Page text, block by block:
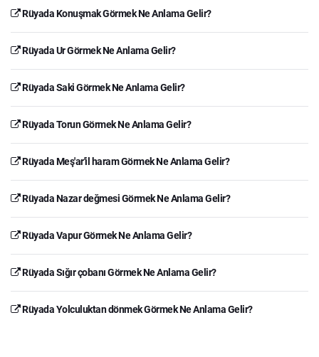
Rüyada Konuşmak Görmek Ne Anlama Gelir?
Rüyada Ur Görmek Ne Anlama Gelir?
Rüyada Saki Görmek Ne Anlama Gelir?
Rüyada Torun Görmek Ne Anlama Gelir?
Rüyada Meş'ar'il haram Görmek Ne Anlama Gelir?
Rüyada Nazar değmesi Görmek Ne Anlama Gelir?
Rüyada Vapur Görmek Ne Anlama Gelir?
Rüyada Sığır çobanı Görmek Ne Anlama Gelir?
Rüyada Yolculuktan dönmek Görmek Ne Anlama Gelir?